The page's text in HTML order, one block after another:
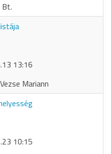
Bt.
13:16
Mariann
10:15